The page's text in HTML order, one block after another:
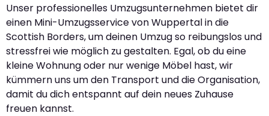
Unser professionelles Umzugsunternehmen bietet dir
einen Mini-Umzugsservice von Wuppertal in die
Scottish Borders, um deinen Umzug so reibungslos und
stressfrei wie möglich zu gestalten. Egal, ob du eine
kleine Wohnung oder nur wenige Möbel hast, wir
kümmern uns um den Transport und die Organisation,
damit du dich entspannt auf dein neues Zuhause
freuen kannst.